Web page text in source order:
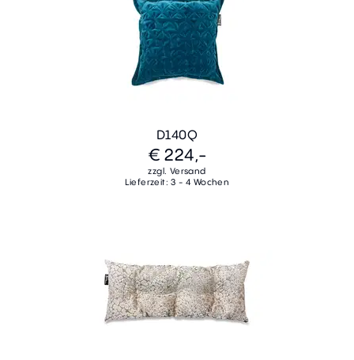
D140Q
€ 224,-
zzgl. Versand
Lieferzeit: 3 - 4 Wochen